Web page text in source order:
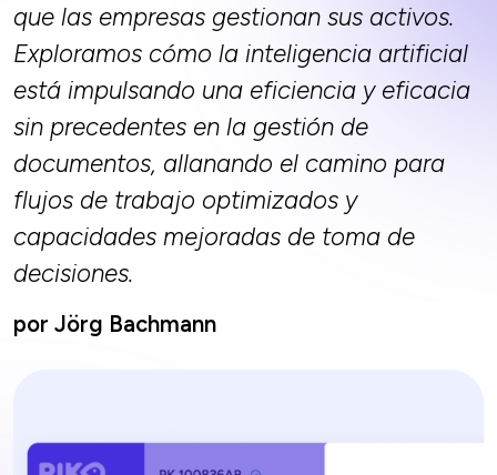
que las empresas gestionan sus activos.
Exploramos cómo la inteligencia artificial
está impulsando una eficiencia y eficacia
sin precedentes en la gestión de
documentos, allanando el camino para
flujos de trabajo optimizados y
capacidades mejoradas de toma de
decisiones.
por Jörg Bachmann